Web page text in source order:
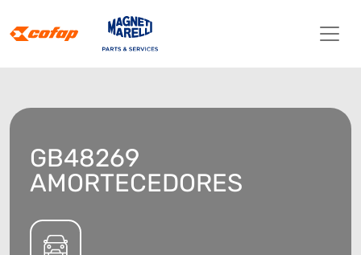
GB48269
AMORTECEDORES